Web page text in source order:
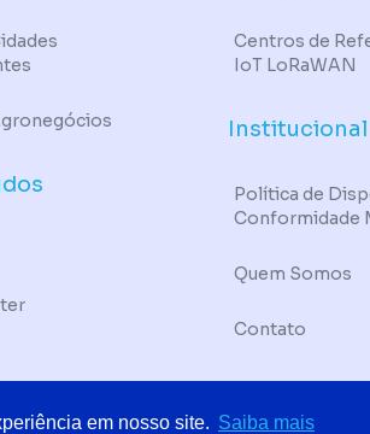
em nosso site. Saiba mais
Centros de
IoT LoRaWAN
Institucional
Política de
Conformidade
Quem Somos
Contato
DO BRASIL